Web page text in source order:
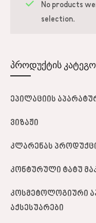
პროდუქტის
ეპილაციის
ვიზაჟი
კლარენას
კონტურული ტატუ
კოსმეტოლოგიური
აქსესუარები
No products
selection.